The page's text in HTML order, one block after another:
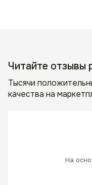
Читайте отзывы
Тысячи
качества на
На